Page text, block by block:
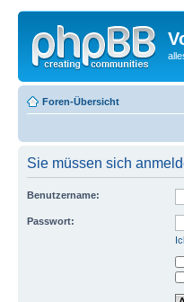
Foren-Übersicht
Sie müssen sich
Benutzername:
Passwort: